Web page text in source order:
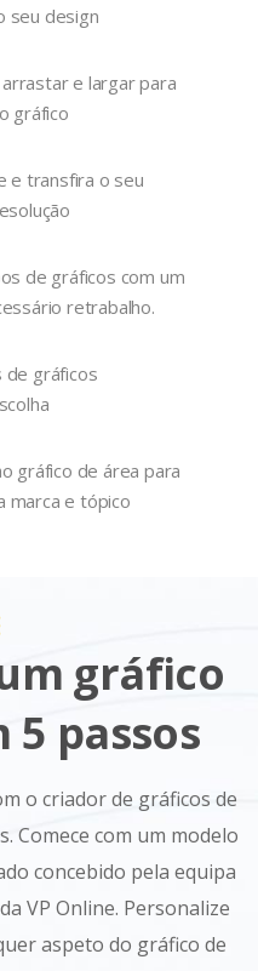
seu design
e largar para
gráfico
e transfira o seu
de gráficos com um
retrabalho.
de gráficos
gráfico de área para
marca e tópico
gráfico
5 passos
o criador de gráficos de
Comece com um modelo
concebido pela equipa
VP Online. Personalize
aspeto do gráfico de